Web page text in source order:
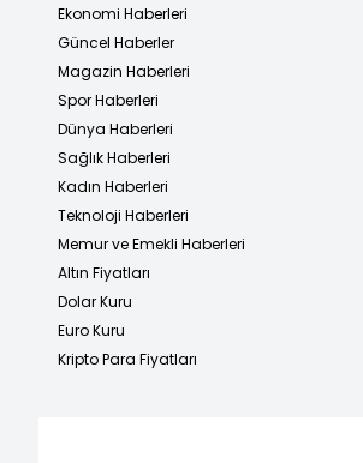
Ekonomi Haberleri
Güncel Haberler
Magazin Haberleri
Spor Haberleri
Dünya Haberleri
Sağlık Haberleri
Kadın Haberleri
Teknoloji Haberleri
Memur ve Emekli Haberleri
Altın Fiyatları
Dolar Kuru
Euro Kuru
Kripto Para Fiyatları